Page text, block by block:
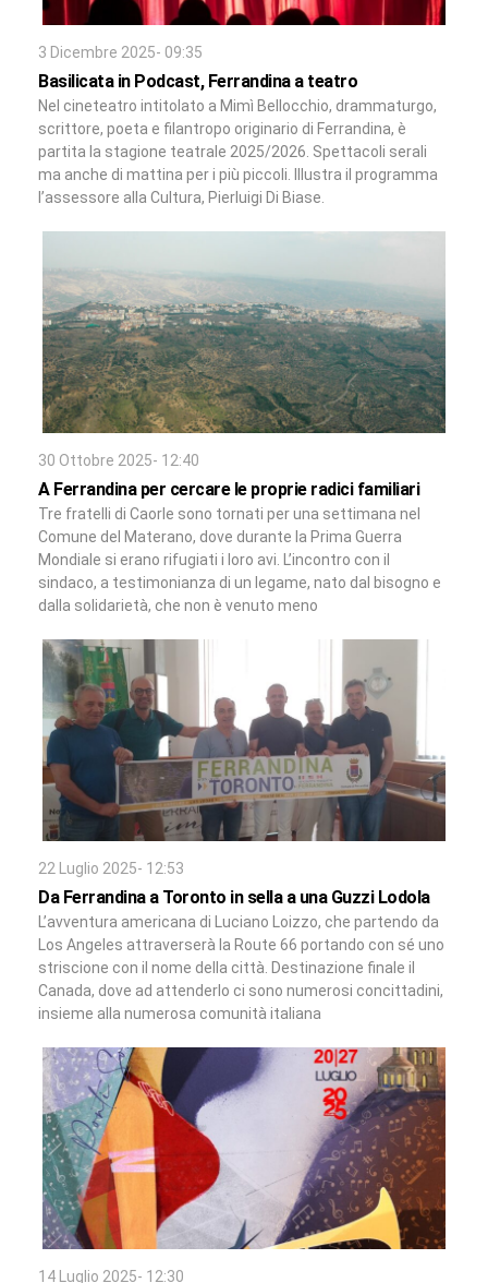
3 Dicembre 2025- 09:35
Basilicata in Podcast, Ferrandina a teatro
Nel cineteatro intitolato a Mimì Bellocchio, drammaturgo,
scrittore, poeta e filantropo originario di Ferrandina, è
partita la stagione teatrale 2025/2026. Spettacoli serali
ma anche di mattina per i più piccoli. Illustra il programma
l’assessore alla Cultura, Pierluigi Di Biase.
30 Ottobre 2025- 12:40
A Ferrandina per cercare le proprie radici familiari
Tre fratelli di Caorle sono tornati per una settimana nel
Comune del Materano, dove durante la Prima Guerra
Mondiale si erano rifugiati i loro avi. L’incontro con il
sindaco, a testimonianza di un legame, nato dal bisogno e
dalla solidarietà, che non è venuto meno
22 Luglio 2025- 12:53
Da Ferrandina a Toronto in sella a una Guzzi Lodola
L’avventura americana di Luciano Loizzo, che partendo da
Los Angeles attraverserà la Route 66 portando con sé uno
striscione con il nome della città. Destinazione finale il
Canada, dove ad attenderlo ci sono numerosi concittadini,
insieme alla numerosa comunità italiana
14 Luglio 2025- 12:30